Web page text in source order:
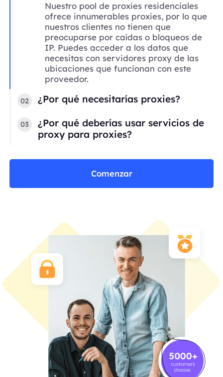
Nuestro pool de proxies residenciales
ofrece innumerables proxies, por lo que
nuestros clientes no tienen que
preocuparse por caídas o bloqueos de
IP. Puedes acceder a los datos que
necesitas con servidores proxy de las
ubicaciones que funcionan con este
proveedor.
02 ¿Por qué necesitarías proxies?
03
¿Por qué deberías usar servicios de
proxy para proxies?
Comenzar